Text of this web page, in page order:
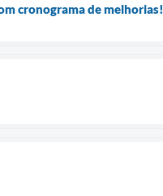
cronograma de melhorias!